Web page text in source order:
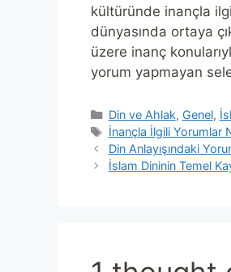
kültüründe inançla
dünyasında ortaya
üzere inanç
yorum yapmayan
Categories
Din ve Ahlak, Genel,
Tags
İnançla İlgili Yorumlar
Din Anlayışındaki
İslam Dininin Temel